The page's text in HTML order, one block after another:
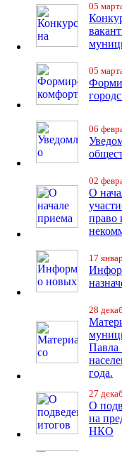
05
05
06
02
О
право
17
28
Павла
года.
27
О
на
НКО